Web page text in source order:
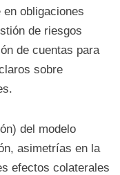
obligaciones
de riesgos
de cuentas para
sobre
del modelo
asimetrías en la
efectos colaterales